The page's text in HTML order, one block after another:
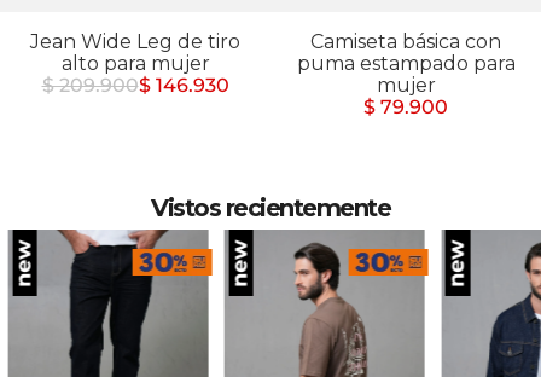
Jean Wide Leg de tiro
alto para mujer
$ 209.900$ 146.930
Camiseta básica con
puma estampado para
mujer
$ 79.900
Vistos recientemente